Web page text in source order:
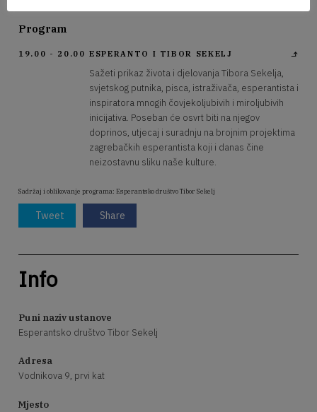
Program
19.00 - 20.00 ESPERANTO I TIBOR SEKELJ
Sažeti prikaz života i djelovanja Tibora Sekelja,
svjetskog putnika, pisca, istraživača, esperantista i
inspiratora mnogih čovjekoljubivih i miroljubivih
inicijativa. Poseban će osvrt biti na njegov
doprinos, utjecaj i suradnju na brojnim projektima
zagrebačkih esperantista koji i danas čine
neizostavnu sliku naše kulture.
Sadržaj i oblikovanje programa: Esperantsko društvo Tibor Sekelj
Tweet Share
Info
Puni naziv ustanove
Esperantsko društvo Tibor Sekelj
Adresa
Vodnikova 9, prvi kat
Mjesto